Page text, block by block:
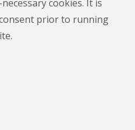
cookies. It is
prior to running